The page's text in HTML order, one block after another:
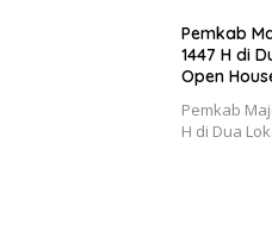
Pemkab
1447 H di
Open
Pemkab
H di Dua